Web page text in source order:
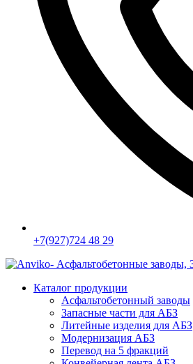
+7(927)724 48 29
Каталог продукции
Асфальтобетонный заводы
Запасные части для АБЗ
Литейные изделия для АБЗ
Модернизация АБЗ
Перевод на 5 фракций